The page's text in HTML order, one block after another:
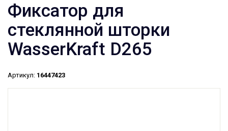
Фиксатор для
стеклянной шторки
WasserKraft D265
Артикул: 16447423